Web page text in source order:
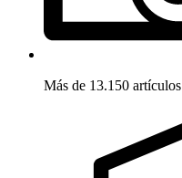
Más de 13.150 artículos